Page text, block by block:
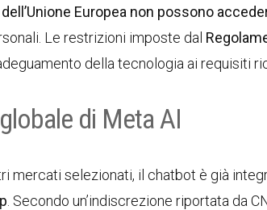
Europea non possono
Le restrizioni imposte dal
della tecnologia ai requisiti
di Meta AI
mercati selezionati, il chatbot è già
. Secondo un’indiscrezione riportata da